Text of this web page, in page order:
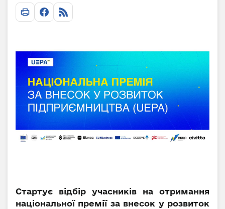
Стартує відбір учасників на отримання
національної премії за внесок у розвиток